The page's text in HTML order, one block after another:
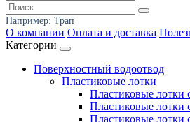
Например: Трап
О компании Оплата и доставка
Категории
Поверхностный водоотвод
Пластиковые лотки
Пластиковые лотки
Пластиковые лотки
Пластиковые лотки